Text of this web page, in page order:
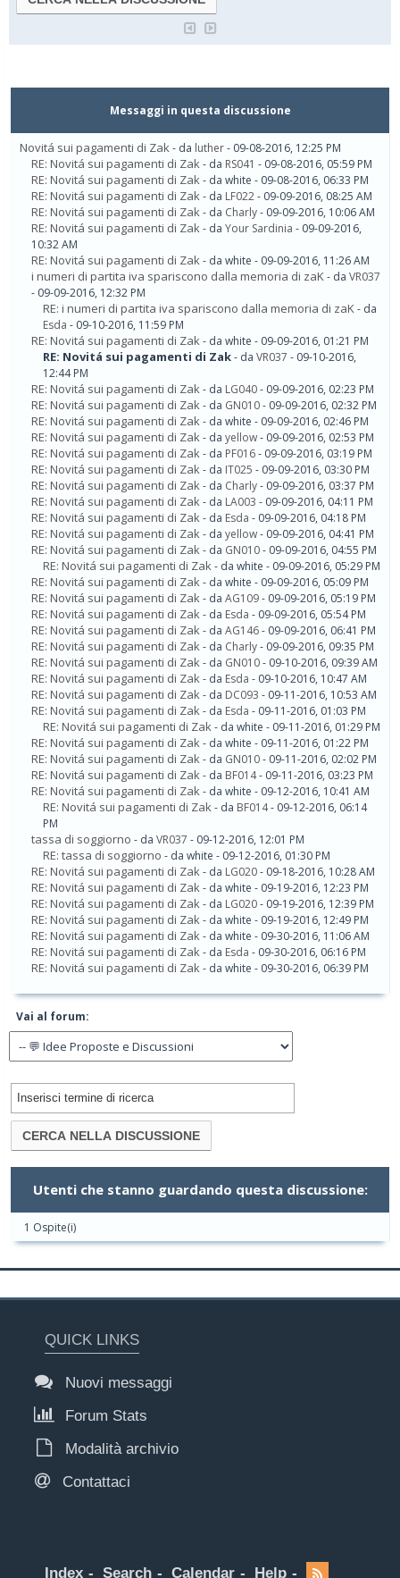
Messaggi in questa discussione
Novitá sui pagamenti di Zak- da luther- 09-08-2016, 12:25 PM
RE: Novitá sui pagamenti di Zak- da RS041 - 09-08-2016, 05:59 PM
RE: Novitá sui pagamenti di Zak- da white - 09-08-2016, 06:33 PM
RE: Novitá sui pagamenti di Zak- da LF022- 09-09-2016, 08:25 AM
RE: Novitá sui pagamenti di Zak- da Charly- 09-09-2016, 10:06 AM
RE: Novitá sui pagamenti di Zak- da Your Sardinia - 09-09-2016,
10:32 AM
RE: Novitá sui pagamenti di Zak- da white - 09-09-2016, 11:26 AM
i numeri di partita iva spariscono dalla memoria di zaK- da VR037
- 09-09-2016, 12:32 PM
RE: i numeri di partita iva spariscono dalla memoria di zaK- da
Esda - 09-10-2016, 11:59 PM
RE: Novitá sui pagamenti di Zak- da white - 09-09-2016, 01:21 PM
RE: Novitá sui pagamenti di Zak- da VR037 - 09-10-2016,
12:44 PM
RE: Novitá sui pagamenti di Zak- da LG040- 09-09-2016, 02:23 PM
RE: Novitá sui pagamenti di Zak- da GN010- 09-09-2016, 02:32 PM
RE: Novitá sui pagamenti di Zak- da white - 09-09-2016, 02:46 PM
RE: Novitá sui pagamenti di Zak- da yellow- 09-09-2016, 02:53 PM
RE: Novitá sui pagamenti di Zak- da PF016- 09-09-2016, 03:19 PM
RE: Novitá sui pagamenti di Zak- da IT025 - 09-09-2016, 03:30 PM
RE: Novitá sui pagamenti di Zak- da Charly- 09-09-2016, 03:37 PM
RE: Novitá sui pagamenti di Zak- da LA003 - 09-09-2016, 04:11 PM
RE: Novitá sui pagamenti di Zak- da Esda - 09-09-2016, 04:18 PM
RE: Novitá sui pagamenti di Zak- da yellow- 09-09-2016, 04:41 PM
RE: Novitá sui pagamenti di Zak- da GN010- 09-09-2016, 04:55 PM
RE: Novitá sui pagamenti di Zak- da white - 09-09-2016, 05:29 PM
RE: Novitá sui pagamenti di Zak- da white - 09-09-2016, 05:09 PM
RE: Novitá sui pagamenti di Zak- da AG109- 09-09-2016, 05:19 PM
RE: Novitá sui pagamenti di Zak- da Esda - 09-09-2016, 05:54 PM
RE: Novitá sui pagamenti di Zak- da AG146- 09-09-2016, 06:41 PM
RE: Novitá sui pagamenti di Zak- da Charly- 09-09-2016, 09:35 PM
RE: Novitá sui pagamenti di Zak- da GN010- 09-10-2016, 09:39 AM
RE: Novitá sui pagamenti di Zak- da Esda - 09-10-2016, 10:47 AM
RE: Novitá sui pagamenti di Zak- da DC093 - 09-11-2016, 10:53 AM
RE: Novitá sui pagamenti di Zak- da Esda - 09-11-2016, 01:03 PM
RE: Novitá sui pagamenti di Zak- da white - 09-11-2016, 01:29 PM
RE: Novitá sui pagamenti di Zak- da white - 09-11-2016, 01:22 PM
RE: Novitá sui pagamenti di Zak- da GN010- 09-11-2016, 02:02 PM
RE: Novitá sui pagamenti di Zak- da BF014- 09-11-2016, 03:23 PM
RE: Novitá sui pagamenti di Zak- da white - 09-12-2016, 10:41 AM
RE: Novitá sui pagamenti di Zak- da BF014- 09-12-2016, 06:14
PM
tassa di soggiorno - da VR037 - 09-12-2016, 12:01 PM
RE: tassa di soggiorno - da white - 09-12-2016, 01:30 PM
RE: Novitá sui pagamenti di Zak- da LG020- 09-18-2016, 10:28 AM
RE: Novitá sui pagamenti di Zak- da white - 09-19-2016, 12:23 PM
RE: Novitá sui pagamenti di Zak- da LG020- 09-19-2016, 12:39 PM
RE: Novitá sui pagamenti di Zak- da white - 09-19-2016, 12:49 PM
RE: Novitá sui pagamenti di Zak- da white - 09-30-2016, 11:06 AM
RE: Novitá sui pagamenti di Zak- da Esda - 09-30-2016, 06:16 PM
RE: Novitá sui pagamenti di Zak- da white - 09-30-2016, 06:39 PM
Vai al forum:
Utenti che stanno guardando questa discussione:
1 Ospite(i)
QUICK LINKS
Nuovi messaggi
Forum Stats
Modalità archivio
Contattaci
Index Search Calendar Help